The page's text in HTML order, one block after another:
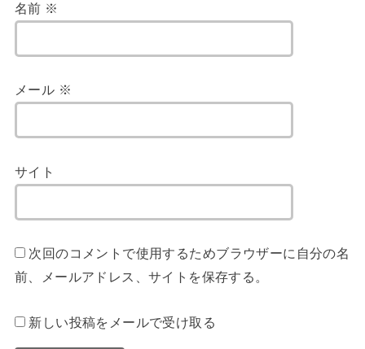
名前 ※
メール ※
サイト
次回のコメントで使用するためブラウザーに自分の名
前、メールアドレス、サイトを保存する。
新しい投稿をメールで受け取る